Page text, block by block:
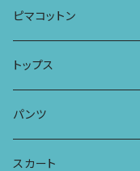
パーカー
ワンピース
ロングスリーブトップス
ロングスリーブワンピース
Tシャツ
パーカー
ピマコットン
Tシャツ
フレンチスリーブラウス
サーフパンツ
トップス
タンクトップ・キャミソール
タンクトップ
ワイドTシャツ
パンツ
アラジンパンツ
スカート